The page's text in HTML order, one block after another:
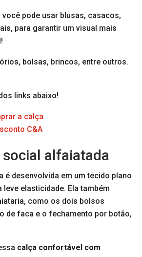
pode usar blusas, casacos,
para garantir um visual mais
bolsas, brincos, entre outros.
links abaixo!
a calça
C&A
social alfaiatada
é desenvolvida em um tecido plano
leve elasticidade. Ela também
como os dois bolsos
de faca e o fechamento por botão,
calça confortável com